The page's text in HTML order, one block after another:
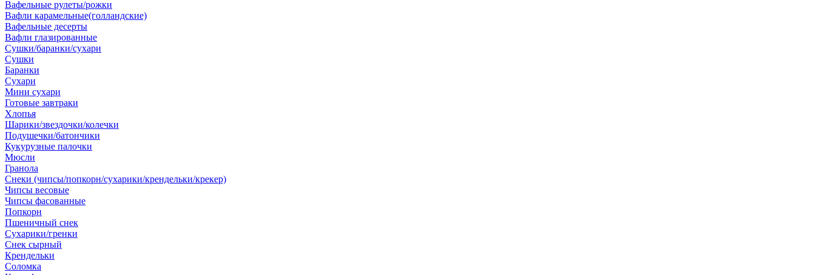
Вафельные рулеты/рожки
Вафли карамельные(голландские)
Вафельные десерты
Вафли глазированные
Сушки/баранки/сухари
Сушки
Баранки
Сухари
Мини сухари
Готовые завтраки
Хлопья
Шарики/звездочки/колечки
Подушечки/батончики
Кукурузные палочки
Мюсли
Гранола
Снеки (чипсы/попкорн/сухарики/крендельки/крекер)
Чипсы весовые
Чипсы фасованные
Попкорн
Пшеничный снек
Сухарики/гренки
Снек сырный
Крендельки
Соломка